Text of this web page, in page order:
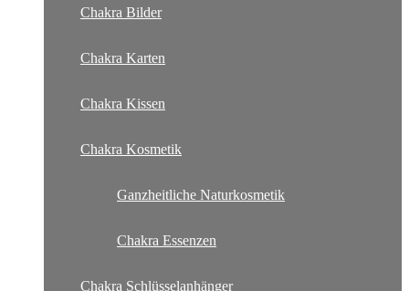
Chakra Bilder
Chakra Karten
Chakra Kissen
Chakra Kosmetik
Ganzheitliche Naturkosmetik
Chakra Essenzen
Chakra Schlüsselanhänger